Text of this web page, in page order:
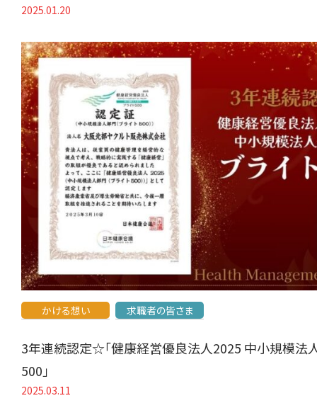
2025.01.20
かける想い 求職者の皆さま
3年連続認定☆「健康経営優良法人2025 中小規模法
500」
2025.03.11